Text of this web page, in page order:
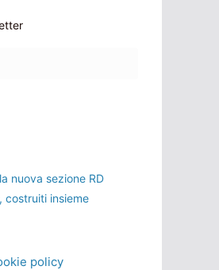
nuova sezione RD
costruiti insieme
policy